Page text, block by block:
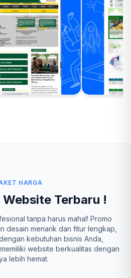
HARGA
Terbaru !
tanpa harus mahal! Promo
desain menarik dan fitur lengkap,
kebutuhan bisnis Anda,
website berkualitas dengan
lebih hemat.